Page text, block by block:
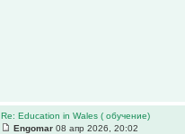
Re: Education in Wales ( обучение)
Engomar 08 апр 2026, 20:02